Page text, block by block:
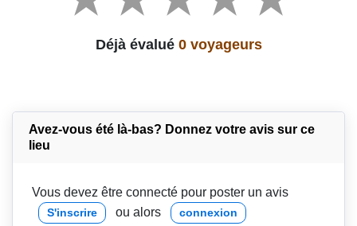
Déjà évalué 0 voyageurs
Avez-vous été là-bas? Donnez votre avis sur ce
lieu
Vous devez être connecté pour poster un avis
S'inscrire ou alors connexion